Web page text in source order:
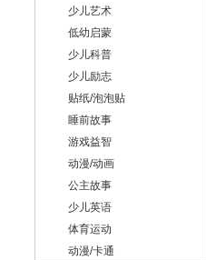
少儿艺术
低幼启蒙
少儿科普
少儿励志
贴纸/泡泡贴
睡前故事
游戏益智
动漫/动画
公主故事
少儿英语
体育运动
动漫/卡通